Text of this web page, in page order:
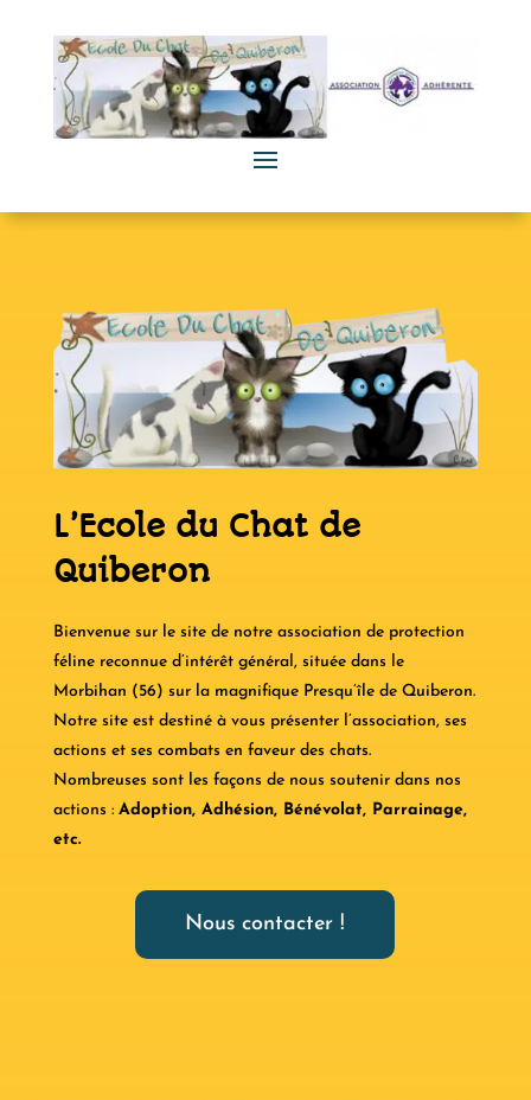
L’Ecole du Chat de
Quiberon
Bienvenue sur le site de notre association de protection
féline reconnue d’intérêt général, située dans le
Morbihan (56) sur la magnifique Presqu’île de Quiberon.
Notre site est destiné à vous présenter l’association, ses
actions et ses combats en faveur des chats.
Nombreuses sont les façons de nous soutenir dans nos
actions : Adoption, Adhésion, Bénévolat, Parrainage,
etc.
Nous contacter !